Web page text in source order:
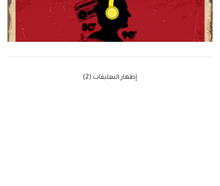
‫إظهار التعليقات (2)